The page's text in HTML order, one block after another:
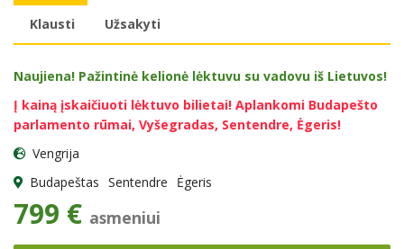
Klausti Užsakyti
Naujiena! Pažintinė kelionė lėktuvu su vadovu iš Lietuvos!
Į kainą įskaičiuoti lėktuvo bilietai! Aplankomi Budapešto
parlamento rūmai, Vyšegradas, Sentendre, Ėgeris!
Vengrija
Budapeštas Sentendre Ėgeris
799 € asmeniui